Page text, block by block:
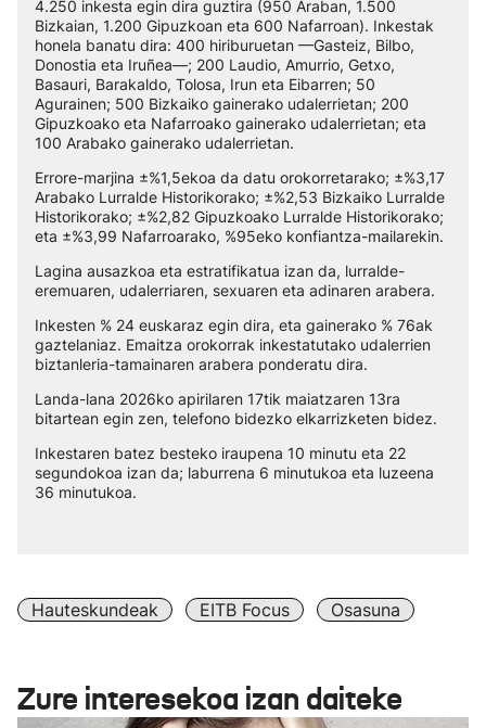
4.250 inkesta egin dira guztira (950 Araban, 1.500
Bizkaian, 1.200 Gipuzkoan eta 600 Nafarroan). Inkestak
honela banatu dira: 400 hiriburuetan —Gasteiz, Bilbo,
Donostia eta Iruñea—; 200 Laudio, Amurrio, Getxo,
Basauri, Barakaldo, Tolosa, Irun eta Eibarren; 50
Agurainen; 500 Bizkaiko gainerako udalerrietan; 200
Gipuzkoako eta Nafarroako gainerako udalerrietan; eta
100 Arabako gainerako udalerrietan.
Errore-marjina ±%1,5ekoa da datu orokorretarako; ±%3,17
Arabako Lurralde Historikorako; ±%2,53 Bizkaiko Lurralde
Historikorako; ±%2,82 Gipuzkoako Lurralde Historikorako;
eta ±%3,99 Nafarroarako, %95eko konfiantza-mailarekin.
Lagina ausazkoa eta estratifikatua izan da, lurralde-
eremuaren, udalerriaren, sexuaren eta adinaren arabera.
Inkesten % 24 euskaraz egin dira, eta gainerako % 76ak
gaztelaniaz. Emaitza orokorrak inkestatutako udalerrien
biztanleria-tamainaren arabera ponderatu dira.
Landa-lana 2026ko apirilaren 17tik maiatzaren 13ra
bitartean egin zen, telefono bidezko elkarrizketen bidez.
Inkestaren batez besteko iraupena 10 minutu eta 22
segundokoa izan da; laburrena 6 minutukoa eta luzeena
36 minutukoa.
Hauteskundeak EITB Focus Osasuna
Zure interesekoa izan daiteke